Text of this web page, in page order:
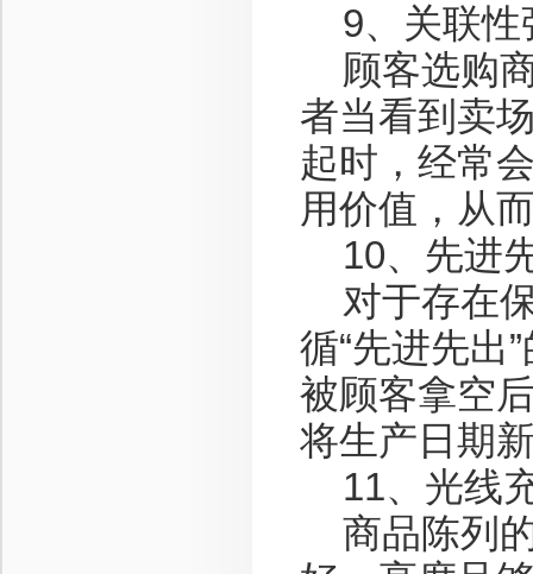
9、关联性
顾客选购
者当看到卖
起时，经常
用价值，从
10、先进
对于存在
循“先进先出
被顾客拿空
将生产日期
11、光线
商品陈列